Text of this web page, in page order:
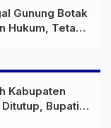
Gunung Botak
Hukum, Tetapi
Kabupaten
Bupati